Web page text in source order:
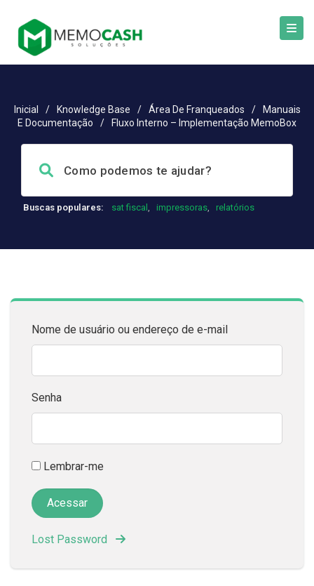
Inicial / Knowledge Base / Área De Franqueados /
Manuais
E Documentação
/ Fluxo Interno – Implementação MemoBox
Buscas populares: sat fiscal , impressoras, relatórios
Nome de usuário ou endereço de e-mail
Senha
Lembrar-me
Lost Password